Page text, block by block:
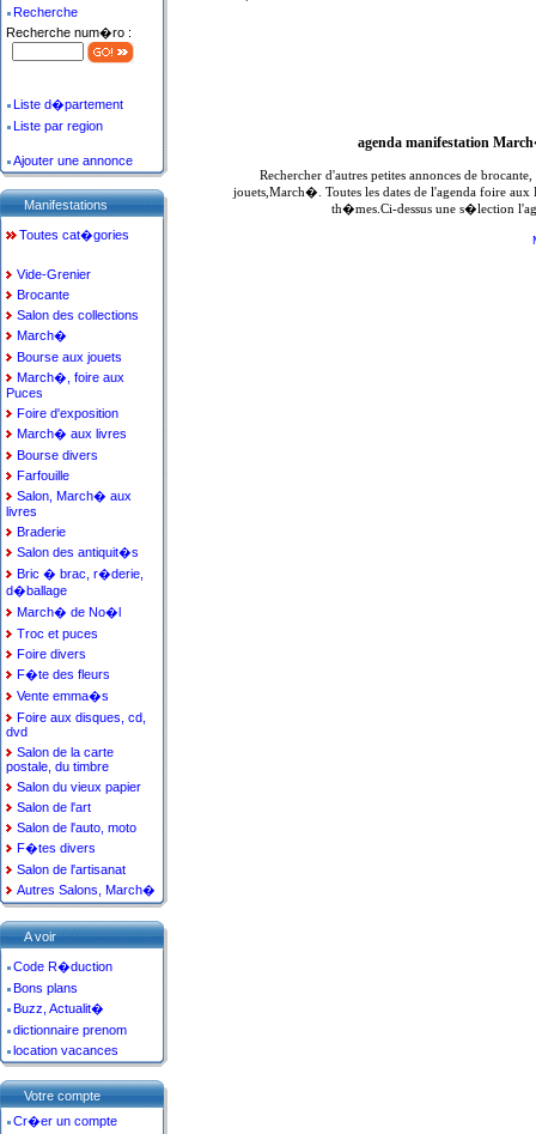
agenda manifestation
Rechercher d'autres petites annonces de
jouets,March�. Toutes les dates de l'agenda foire
th�mes.Ci-dessus une s�lection
Recherche
Recherche num�ro :
Liste d�partement
Liste par region
Ajouter une annonce
Manifestations
Toutes cat�gories
Vide-Grenier
Brocante
Salon des collections
March�
Bourse aux jouets
March�, foire aux
Puces
Foire d'exposition
March� aux livres
Bourse divers
Farfouille
Salon, March� aux
livres
Braderie
Salon des antiquit�s
Bric � brac, r�derie,
d�ballage
March� de No�l
Troc et puces
Foire divers
F�te des fleurs
Vente emma�s
Foire aux disques, cd,
dvd
Salon de la carte
postale, du timbre
Salon du vieux papier
Salon de l'art
Salon de l'auto, moto
F�tes divers
Salon de l'artisanat
Autres Salons, March�
A voir
Code R�duction
Bons plans
Buzz, Actualit�
dictionnaire prenom
location vacances
Votre compte
Cr�er un compte